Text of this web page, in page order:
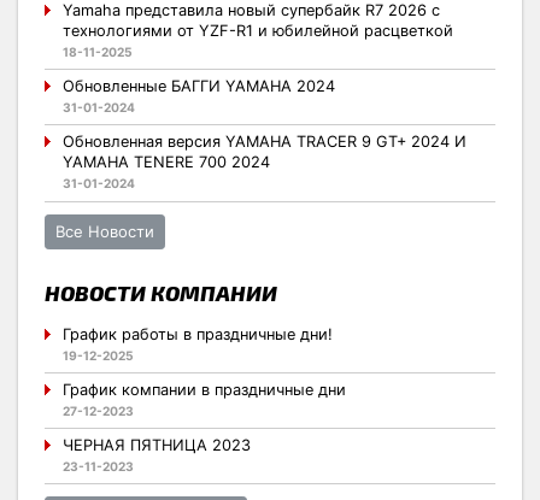
Yamaha представила новый супербайк R7 2026 с
технологиями от YZF-R1 и юбилейной расцветкой
18-11-2025
Обновленные БАГГИ YAMAHA 2024
31-01-2024
Обновленная версия YAMAHA TRACER 9 GT+ 2024 И
YAMAHA TENERE 700 2024
31-01-2024
Все Новости
НОВОСТИ КОМПАНИИ
График работы в праздничные дни!
19-12-2025
График компании в праздничные дни
27-12-2023
ЧЕРНАЯ ПЯТНИЦА 2023
23-11-2023